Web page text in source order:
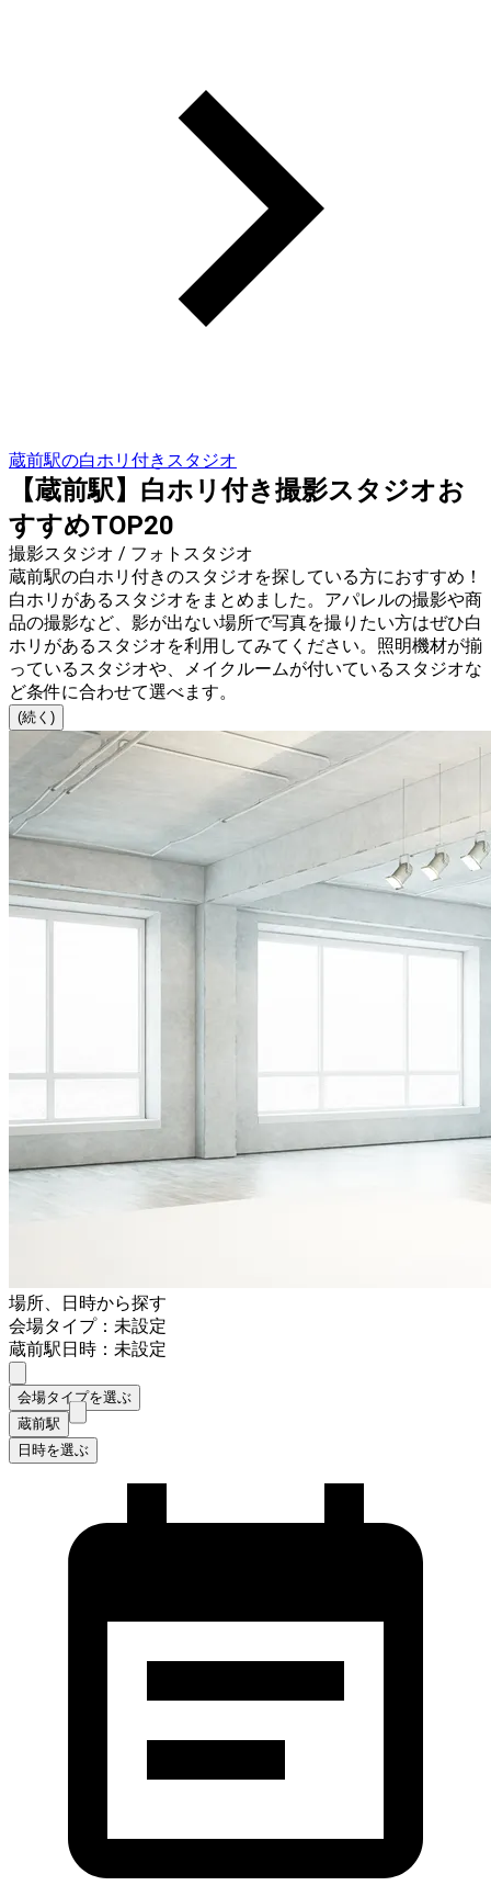
蔵前駅の白ホリ付きスタジオ
【蔵前駅】白ホリ付き撮影スタジオお
すすめTOP20
撮影スタジオ / フォトスタジオ
蔵前駅の白ホリ付きのスタジオを探している方におすすめ！
白ホリがあるスタジオをまとめました。アパレルの撮影や商
品の撮影など、影が出ない場所で写真を撮りたい方はぜひ白
ホリがあるスタジオを利用してみてください。照明機材が揃
っているスタジオや、メイクルームが付いているスタジオな
ど条件に合わせて選べます。
(続く)
場所、日時から探す
会場タイプ：未設定
蔵前駅日時：未設定
会場タイプを選ぶ
蔵前駅
日時を選ぶ